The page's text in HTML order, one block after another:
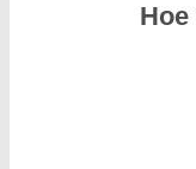
Huisveiligheid